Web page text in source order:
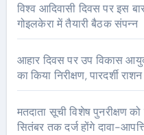
विश्व आदिवासी दिवस पर इस
गोइलकेरा में तैयारी बैठक संपन्न
आहार दिवस पर उप विकास
का किया निरीक्षण, पारदर्शी
मतदाता सूची विशेष पुनरीक्षण
सितंबर तक दर्ज होंगे दावा-